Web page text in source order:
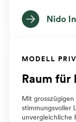
Nido
MODELL
Raum für
Mit
stimmungsvoller
unvergleichliche